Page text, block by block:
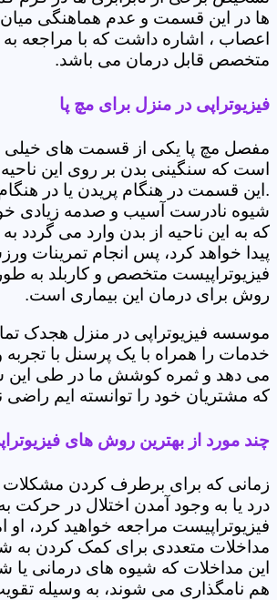
ها در این قسمت و عدم هماهنگی
اعصاب ، اشاره داشت که با مراجعه
متخصص قابل درمان می باشد.
فیزیوتراپی در منزل برای مچ پا
مفصل مچ پا یکی از قسمت های خیلی
است که سنگینی بدن بر روی این
.این قسمت در هنگام پریدن یا در
شیوه نادرست آسیب و صدمه زیادی
که به این ناحیه از بدن وارد می گردد
پیدا خواهد کرد، پس انجام تمرینات
فیزیوتراپیست متخصص و کاربلد به
روش برای درمان این بیماری است.
موسسه فیزیوتراپی در منزل هجدک
خدمات را همراه با یک پرسنل با
می دهد و ثمره کوشش ما در طی این
که مشتریان خود را توانسته ایم راضی
چند مورد از بهترین روش های
زمانی که برای برطرف کردن
درد یا به وجود آمدن اختلال در حرکت
فیزیوتراپیست مراجعه خواهید کرد، او
مداخلات متعددی برای کمک کردن به
این مداخلات که شیوه های درمانی یا
هم نامگذاری می شوند، به وسیله